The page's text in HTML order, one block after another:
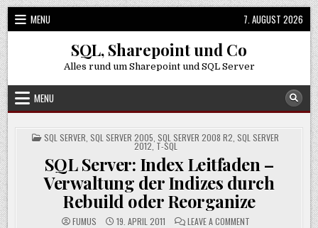
Skip
to
content
MENU 7. AUGUST 2026
SQL, Sharepoint und Co
Alles rund um Sharepoint und SQL Server
MENU
POSTED
IN
SQL SERVER SQL SERVER 2005 SQL SERVER 2008 R2 SQL SERVER
2012 ,T-SQL
SQL Server: Index Leitfaden –
Verwaltung der Indizes durch
Rebuild oder Reorganize
FUMUS 19. APRIL 2011 LEAVE A COMMENTON